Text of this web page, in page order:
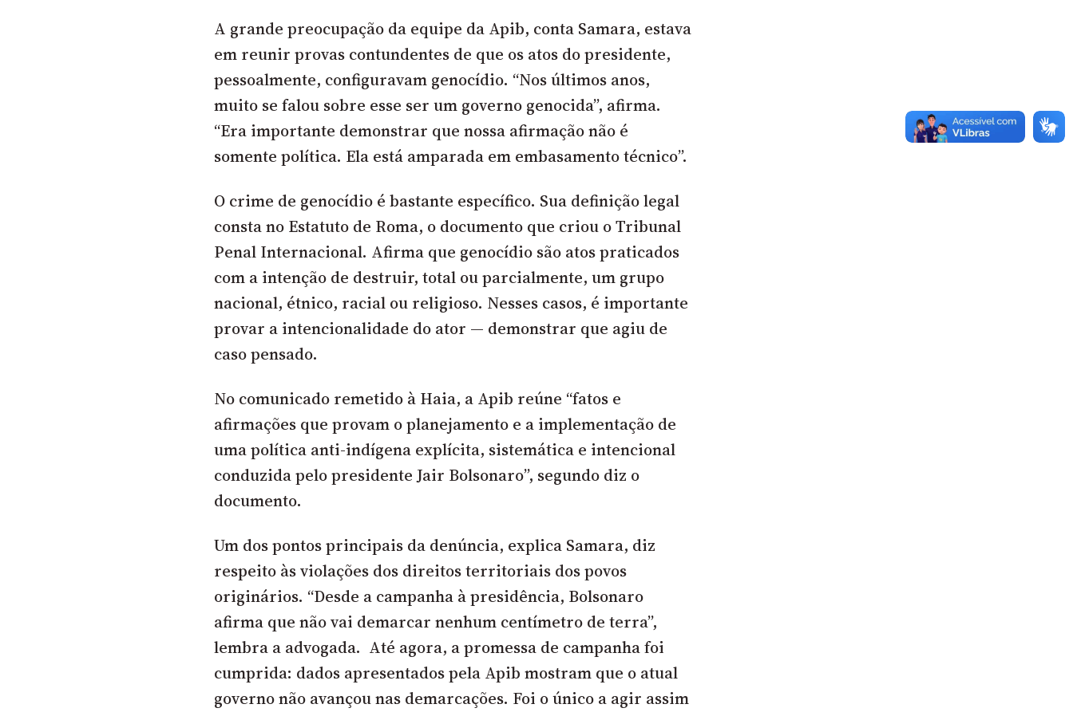
A grande preocupação da equipe da Apib, conta Samara, estava
em reunir provas contundentes de que os atos do presidente,
pessoalmente, configuravam genocídio. “Nos últimos anos,
muito se falou sobre esse ser um governo genocida”, afirma.
“Era importante demonstrar que nossa afirmação não é
somente política. Ela está amparada em embasamento técnico”.
O crime de genocídio é bastante específico. Sua definição legal
consta no Estatuto de Roma, o documento que criou o Tribunal
Penal Internacional. Afirma que genocídio são atos praticados
com a intenção de destruir, total ou parcialmente, um grupo
nacional, étnico, racial ou religioso. Nesses casos, é importante
provar a intencionalidade do ator — demonstrar que agiu de
caso pensado.
No comunicado remetido à Haia, a Apib reúne “fatos e
afirmações que provam o planejamento e a implementação de
uma política anti-indígena explícita, sistemática e intencional
conduzida pelo presidente Jair Bolsonaro”, segundo diz o
documento.
Um dos pontos principais da denúncia, explica Samara, diz
respeito às violações dos direitos territoriais dos povos
originários. “Desde a campanha à presidência, Bolsonaro
afirma que não vai demarcar nenhum centímetro de terra”,
lembra a advogada. Até agora, a promessa de campanha foi
cumprida: dados apresentados pela Apib mostram que o atual
governo não avançou nas demarcações. Foi o único a agir assim